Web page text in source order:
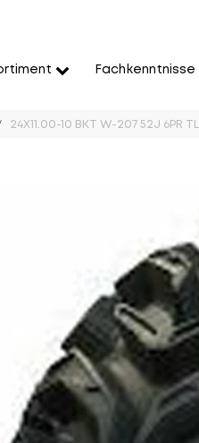
Fachkenntnisse
24X11.00-10 BKT W-207 52J 6PR